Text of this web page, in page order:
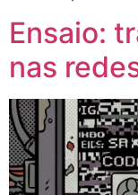
Ensaio:
nas